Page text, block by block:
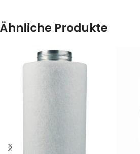
Ähnliche Produkte